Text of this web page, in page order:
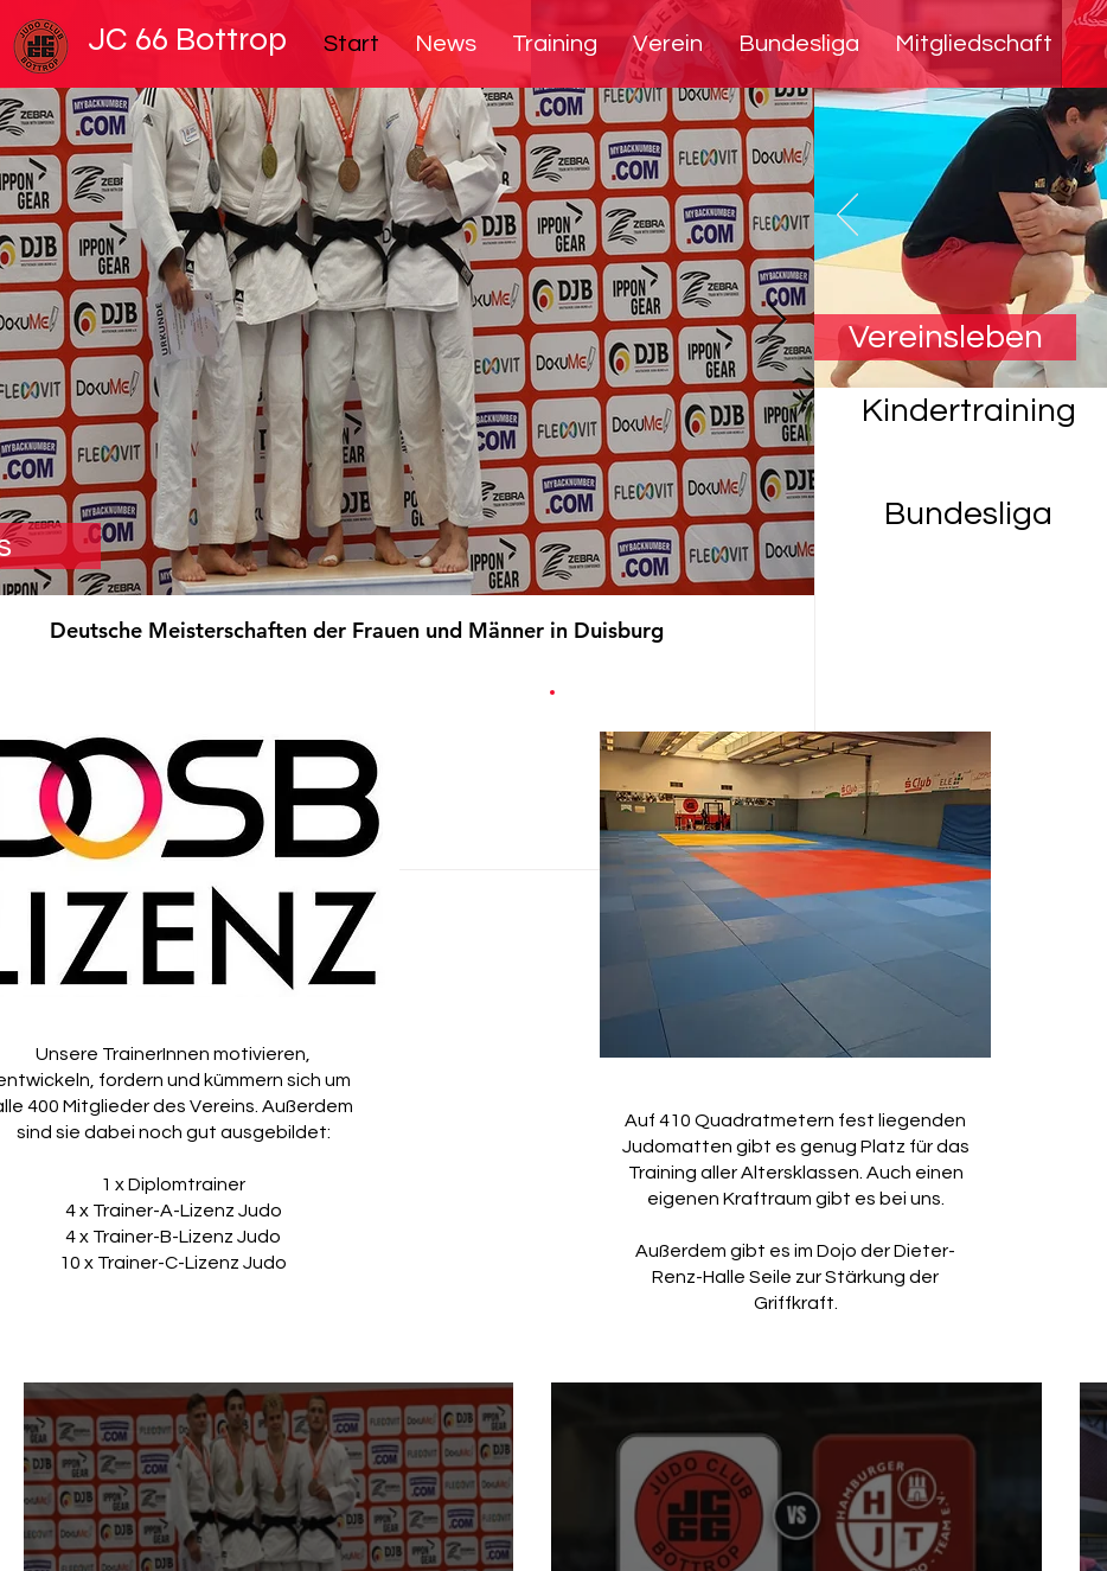
JC 66 Bottrop Start News Training Verein Bundesliga Mitgliedschaft
Deutsche Meisterschaften der Frauen und Männer in Duisburg
Kindertraining
Bundesliga
Unsere TrainerInnen motivieren,
fordern und kümmern sich um
400 Mitglieder des Vereins. Außerdem
sind sie dabei noch gut ausgebildet:
1 x Diplomtrainer
4 x Trainer-A-Lizenz Judo
4 x Trainer-B-Lizenz Judo
10 x Trainer-C-Lizenz Judo
Auf 410 Quadratmetern fest liegenden
Judomatten gibt es genug Platz für das
Training aller Altersklassen. Auch einen
eigenen Kraftraum gibt es bei uns.
Außerdem gibt es im Dojo der Dieter-
Renz-Halle Seile zur Stärkung der
Griffkraft.
Vereinsleben